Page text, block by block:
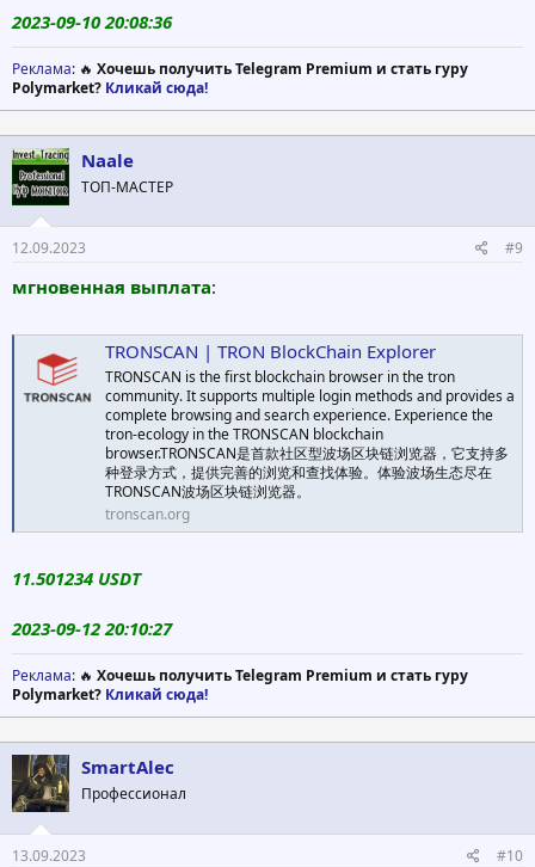
2023-09-10 20:08:36
Реклама: 🔥 Хочешь получить Telegram Premium и стать гуру
Polymarket? Кликай сюда!
Naale
ТОП-МАСТЕР
12.09.2023 #9
мгновенная выплата:
TRONSCAN | TRON BlockChain Explorer
TRONSCAN is the first blockchain browser in the tron
community. It supports multiple login methods and provides a
complete browsing and search experience. Experience the
tron-ecology in the TRONSCAN blockchain
browser.TRONSCAN是首款社区型波场区块链浏览器，它支持多
种登录方式，提供完善的浏览和查找体验。体验波场生态尽在
TRONSCAN波场区块链浏览器。
tronscan.org
11.501234 USDT
2023-09-12 20:10:27
Реклама: 🔥 Хочешь получить Telegram Premium и стать гуру
Polymarket? Кликай сюда!
SmartAlec
Профессионал
13.09.2023 #10